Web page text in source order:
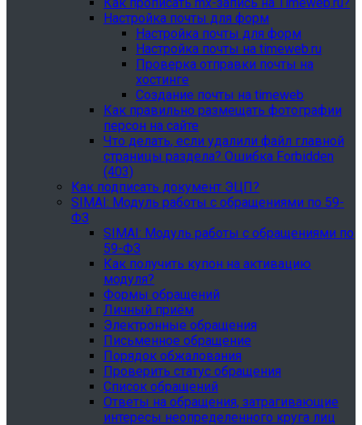
Настройка почты для форм
Настройка почты для форм
Настройка почты на timeweb.ru
Проверка отправки почты на
хостинге
Создание почты на timeweb
Как правильно размещать фотографии
персон на сайте
Что делать, если удалили файл главной
страницы раздела? Ошибка Forbidden
(403)
Как подписать документ ЭЦП?
SIMAI: Модуль работы с обращениями по 59-
ФЗ
SIMAI: Модуль работы с обращениями по
59-ФЗ
Как получить купон на активацию
модуля?
Формы обращений
Личный приём
Электронные обращения
Письменное обращение
Порядок обжалования
Проверить статус обращения
Список обращений
Ответы на обращения, затрагивающие
интересы неопределенного круга лиц